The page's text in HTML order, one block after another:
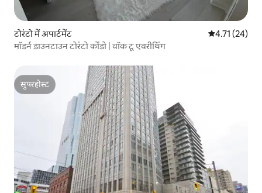
टोरंटो में अपार्टमेंट औसत रेटिंग 5 में
4.71 (24)
मॉडर्न डाउनटाउन टोरंटो कोंडो | वॉक टू एवरीथिंग
सुपरहोस्ट
सुपरहोस्ट